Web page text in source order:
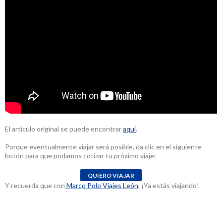
El artículo original se puede encontraraquí.
Porque eventualmente viajar será posible, da clic en el siguiente
botón para que podamos cotizar tu próximo viaje:
Y recuerda que con Marco Polo Viajes León, ¡Ya estás viajando!